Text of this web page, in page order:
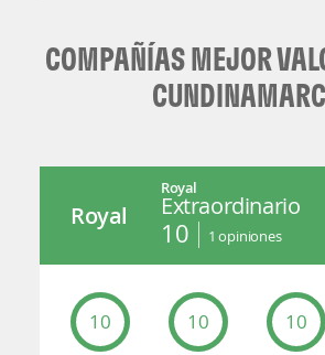
COMPAÑÍAS MEJOR
Royal
Royal
Extraordinario
10 1 opiniones
10 10 10